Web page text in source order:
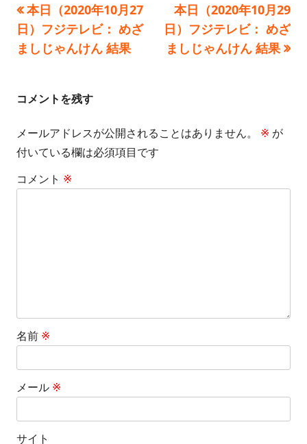
投
稿
ビ
ゲ
ー
シ
前
の
記
本日（2020年10月27
日）フジテレビ： めざ
ましじゃんけん 結果
次
の
記
本日（2020年10月29
日）フジテレビ： めざ
ましじゃんけん 結果
コメントを残す
メールアドレスが公開されることはありません。 ※ が
付いている欄は必須項目です
コメント ※
名前 ※
メール ※
サイト